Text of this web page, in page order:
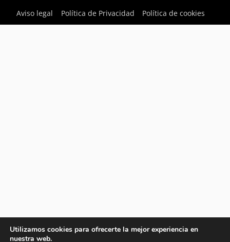
Aviso legal
Política de Privacidad Política de cookies
Utilizamos cookies para ofrecerte la mejor experiencia en
nuestra web.